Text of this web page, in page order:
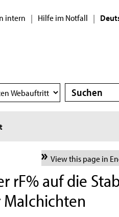
intern | Hilfe im Notfall |
Suche
Suche
View this page in
rF% auf die